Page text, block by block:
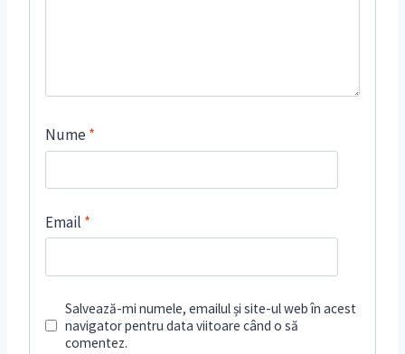
Nume*
Email *
Salvează-mi numele, emailul și site-ul web în acest
navigator pentru data viitoare când o să
comentez.